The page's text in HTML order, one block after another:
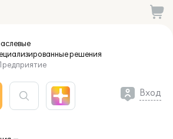
решения
Вход